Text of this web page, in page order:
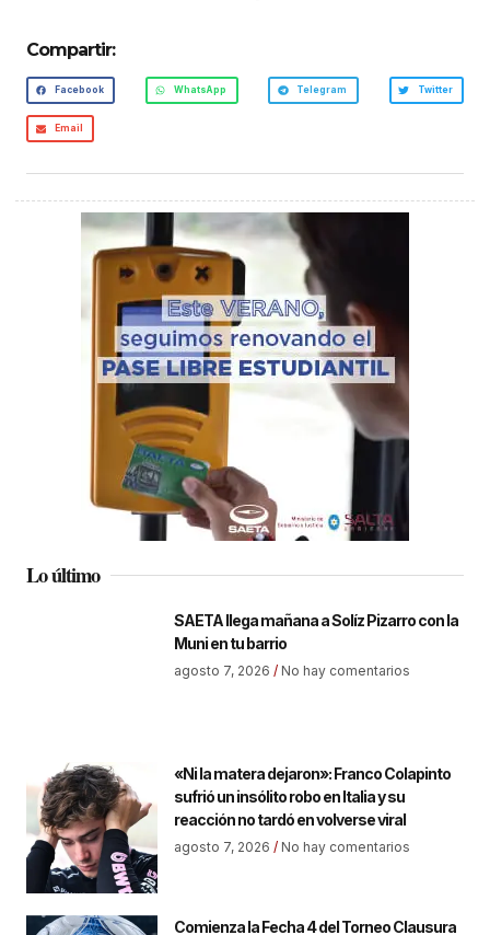
Compartir:
Facebook WhatsApp Telegram Twitter
Email
Lo último
SAETA llega mañana a Solíz Pizarro con la
Muni en tu barrio
agosto 7, 2026 No hay comentarios
«Ni la matera dejaron»: Franco Colapinto
sufrió un insólito robo en Italia y su
reacción no tardó en volverse viral
agosto 7, 2026 No hay comentarios
Comienza la Fecha 4 del Torneo Clausura